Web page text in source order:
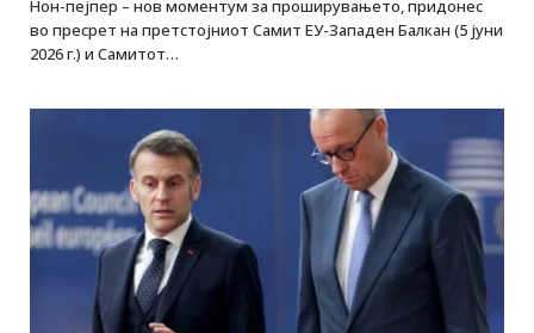
Нон-пејпер – нов моментум за проширувањето, придонес
во пресрет на претстојниот Самит ЕУ-Западен Балкан (5 јуни
2026 г.) и Самитот…